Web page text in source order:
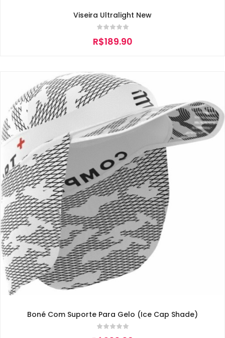
Viseira Ultralight New
R$189.90
Boné Com Suporte Para Gelo (Ice Cap Shade)